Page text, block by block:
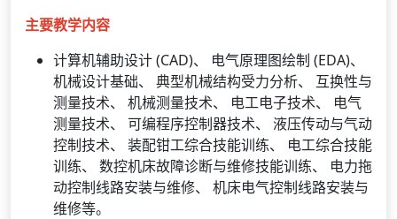
主要教学内容
计算机辅助设计 (CAD)、 电气原理图绘制 (EDA)、
机械设计基础、 典型机械结构受力分析、 互换性与
测量技术、 机械测量技术、 电工电子技术、 电气
测量技术、 可编程序控制器技术、 液压传动与气动
控制技术、 装配钳工综合技能训练、 电工综合技能
训练、 数控机床故障诊断与维修技能训练、 电力拖
动控制线路安装与维修、 机床电气控制线路安装与
维修等。